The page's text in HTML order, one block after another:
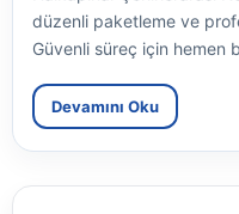
düzenli paketleme ve
Güvenli süreç için hemen
Devamını Oku